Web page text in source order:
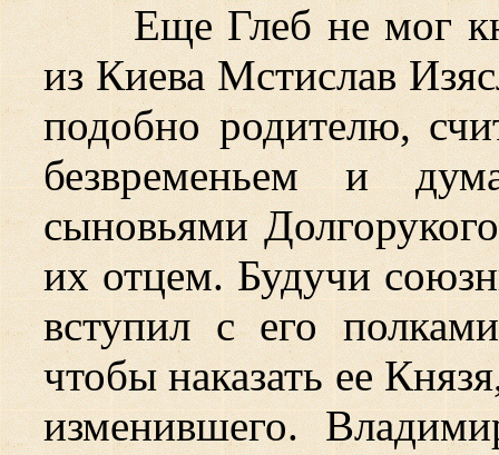
Еще Глеб не мог
из Киева Мстислав
подобно родителю,
безвременьем и
сыновьями
их отцем. Будучи
вступил с его
чтобы наказать ее
изменившего.